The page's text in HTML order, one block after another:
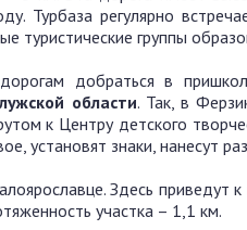
Турбаза регулярно
туристические группы
добраться в
области. Так, в
к Центру детского
установят знаки, нанесут
Здесь
участка – 1,1 км.